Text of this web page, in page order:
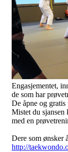
Engasjementet,
de som har
De åpne og
Mistet du sjansen
med en
Dere som ønsker
http://